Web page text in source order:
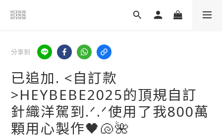
分享到
已追加. <自訂款
>HEYBEBE2025的頂規自訂
針織洋駕到.ᐟ‪.ᐟ使用了我800萬
顆用心製作🖤🐚🌺